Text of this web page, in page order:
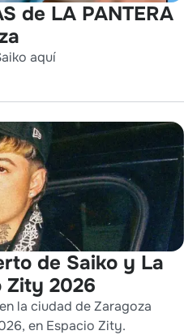
de LA PANTERA
aquí
de Saiko y La
Zity 2026
la ciudad de Zaragoza
en Espacio Zity.